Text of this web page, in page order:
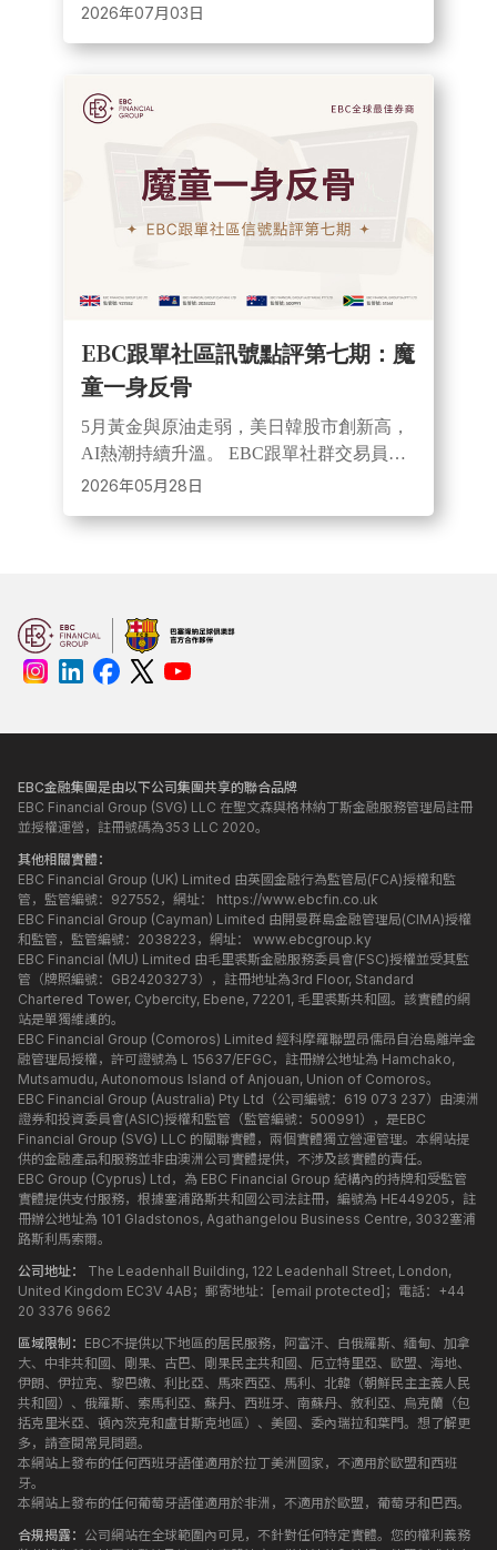
EBC免手續費至9月11日，@「匯海趨勢突
2026年07月03日
EBC跟單社區訊號點評第七期：魔
童一身反骨
5月黃金與原油走弱，美日韓股市創新高，
AI熱潮持續升溫。 EBC跟單社群交易員以
黃金與美股指數交易實現高收益，展現趨
2026年05月28日
EBC金融集團是由以下公司集團共享的聯合品牌
EBC Financial Group (SVG) LLC 在聖文森與格林納丁斯金融服務管理局註冊
並授權運營，註冊號碼為353 LLC 2020。
其他相關實體：
EBC Financial Group (UK) Limited 由英國金融行為監管局(FCA)授權和監
管，監管編號：927552，網址： https://www.ebcfin.co.uk
EBC Financial Group (Cayman) Limited 由開曼群島金融管理局(CIMA)授權
和監管，監管編號：2038223，網址： www.ebcgroup.ky
EBC Financial (MU) Limited 由毛里裘斯金融服務委員會(FSC)授權並受其監
管（牌照編號：GB24203273），註冊地址為3rd Floor, Standard
Chartered Tower, Cybercity, Ebene, 72201, 毛里裘斯共和國。該實體的網
站是單獨維護的。
EBC Financial Group (Comoros) Limited 經科摩羅聯盟昂儒昂自治島離岸金
融管理局授權，許可證號為 L 15637/EFGC，註冊辦公地址為 Hamchako,
Mutsamudu, Autonomous Island of Anjouan, Union of Comoros。
EBC Financial Group (Australia) Pty Ltd（公司編號：619 073 237）由澳洲
證券和投資委員會(ASIC)授權和監管（監管編號：500991），是EBC
Financial Group (SVG) LLC 的關聯實體，兩個實體獨立營運管理。本網站提
供的金融產品和服務並非由澳洲公司實體提供，不涉及該實體的責任。
EBC Group (Cyprus) Ltd，為 EBC Financial Group 結構內的持牌和受監管
實體提供支付服務，根據塞浦路斯共和國公司法註冊，編號為 HE449205，註
冊辦公地址為 101 Gladstonos, Agathangelou Business Centre, 3032塞浦
路斯利馬索爾。
公司地址： The Leadenhall Building, 122 Leadenhall Street, London,
United Kingdom EC3V 4AB；郵寄地址：
[email protected] ；電話：+44
20 3376 9662
區域限制： EBC不提供以下地區的居民服務，阿富汗、白俄羅斯、緬甸、加拿
大、中非共和國、剛果、古巴、剛果民主共和國、厄立特里亞、歐盟、海地、
伊朗、伊拉克、黎巴嫩、利比亞、馬來西亞、馬利、北韓（朝鮮民主主義人民
共和國）、俄羅斯、索馬利亞、蘇丹、西班牙、南蘇丹、敘利亞、烏克蘭（包
括克里米亞、頓內茨克和盧甘斯克地區）、美國、委內瑞拉和葉門。想了解更
多，請查閱常見問題。
本網站上發布的任何西班牙語僅適用於拉丁美洲國家，不適用於歐盟和西班
牙。
本網站上發布的任何葡萄牙語僅適用於非洲，不適用於歐盟，葡萄牙和巴西。
合規揭露： 公司網站在全球範圍內可見，不針對任何特定實體。您的權利義務